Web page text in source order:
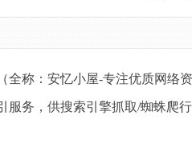
全称：安忆小屋-专注优质网络
服务，供搜索引擎抓取/蜘蛛爬